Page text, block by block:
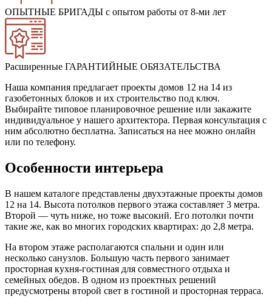
ОПЫТНЫЕ БРИГАДЫ с опытом работы от 8-ми лет
Расширенные ГАРАНТИЙНЫЕ ОБЯЗАТЕЛЬСТВА
Наша компания предлагает проекты домов 12 на 14 из
газобетонных блоков и их строительство под ключ.
Выбирайте типовое планировочное решение или закажите
индивидуальное у нашего архитектора. Первая консультация с
ним абсолютно бесплатна. Записаться на нее можно онлайн
или по телефону.
Особенности интерьера
В нашем каталоге представлены двухэтажные проекты домов
12 на 14. Высота потолков первого этажа составляет 3 метра.
Второй — чуть ниже, но тоже высокий. Его потолки почти
такие же, как во многих городских квартирах: до 2,8 метра.
На втором этаже располагаются спальни и один или
несколько санузлов. Большую часть первого занимает
просторная кухня-гостиная для совместного отдыха и
семейных обедов. В одном из проектных решений
предусмотрены второй свет в гостиной и просторная терраса.